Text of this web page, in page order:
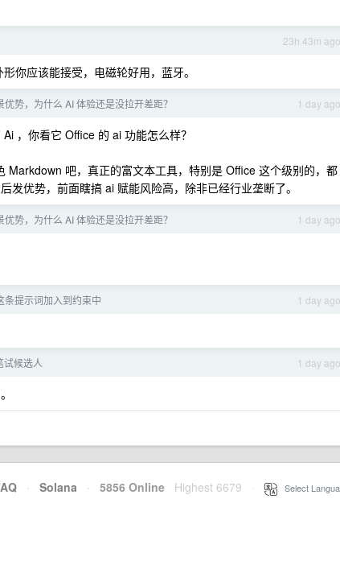
23h 43m ago
你应该能接受，电磁轮好用，蓝牙。
1 day ago
势，为什么 AI 体验还是没拉开差距？
，你看它 Office 的 ai 功能怎么样？
Markdown 吧，真正的富文本工具，特别是 Office 这个级别的，都
优势，前面瞎搞 ai 赋能风险高，除非已经行业垄断了。
1 day ago
势，为什么 AI 体验还是没拉开差距？
1 day ago
条提示词加入到约束中
1 day ago
试候选人
· Solana · 5856 Online Highest 6679 Select